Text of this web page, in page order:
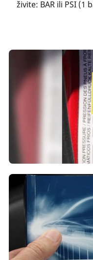
živite: BAR ili PSI (1